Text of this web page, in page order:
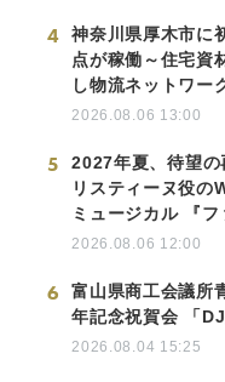
4
神奈川県厚木市に
点が稼働～住宅資
し物流ネットワー
2026.08.06 13:00
5
2027年夏、待望の
リスティーヌ役の
ミュージカル 『フ
2026.08.06 12:00
6
富山県商工会議所
年記念祝賀会 「
2026.08.04 15:25